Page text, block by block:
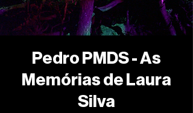
Pedro PMDS - As
Memórias de Laura
Silva